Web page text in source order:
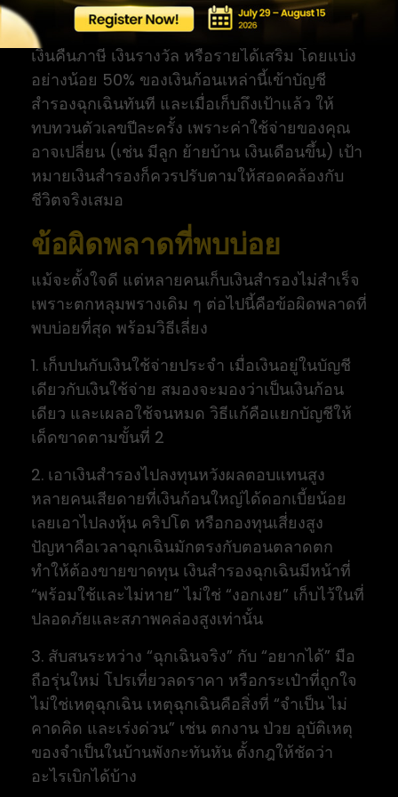
นอกจากเงินที่โอนประจำทุกเดือน ให้ใช้ “เงินก้อน
พิเศษ” มาเร่งให้ถึงเป้าเร็วขึ้น เช่น โบนัสประจำปี
เงินคืนภาษี เงินรางวัล หรือรายได้เสริม โดยแบ่ง
อย่างน้อย 50% ของเงินก้อนเหล่านี้เข้าบัญชี
สำรองฉุกเฉินทันที และเมื่อเก็บถึงเป้าแล้ว ให้
ทบทวนตัวเลขปีละครั้ง เพราะค่าใช้จ่ายของคุณ
อาจเปลี่ยน (เช่น มีลูก ย้ายบ้าน เงินเดือนขึ้น) เป้า
หมายเงินสำรองก็ควรปรับตามให้สอดคล้องกับ
ชีวิตจริงเสมอ
ข้อผิดพลาดที่พบบ่อย
แม้จะตั้งใจดี แต่หลายคนเก็บเงินสำรองไม่สำเร็จ
เพราะตกหลุมพรางเดิม ๆ ต่อไปนี้คือข้อผิดพลาดที่
พบบ่อยที่สุด พร้อมวิธีเลี่ยง
1. เก็บปนกับเงินใช้จ่ายประจำ เมื่อเงินอยู่ในบัญชี
เดียวกับเงินใช้จ่าย สมองจะมองว่าเป็นเงินก้อน
เดียว และเผลอใช้จนหมด วิธีแก้คือแยกบัญชีให้
เด็ดขาดตามขั้นที่ 2
2. เอาเงินสำรองไปลงทุนหวังผลตอบแทนสูง
หลายคนเสียดายที่เงินก้อนใหญ่ได้ดอกเบี้ยน้อย
เลยเอาไปลงหุ้น คริปโต หรือกองทุนเสี่ยงสูง
ปัญหาคือเวลาฉุกเฉินมักตรงกับตอนตลาดตก
ทำให้ต้องขายขาดทุน เงินสำรองฉุกเฉินมีหน้าที่
“พร้อมใช้และไม่หาย” ไม่ใช่ “งอกเงย” เก็บไว้ในที่
ปลอดภัยและสภาพคล่องสูงเท่านั้น
3. สับสนระหว่าง “ฉุกเฉินจริง” กับ “อยากได้” มือ
ถือรุ่นใหม่ โปรเที่ยวลดราคา หรือกระเป๋าที่ถูกใจ
ไม่ใช่เหตุฉุกเฉิน เหตุฉุกเฉินคือสิ่งที่ “จำเป็น ไม่
คาดคิด และเร่งด่วน” เช่น ตกงาน ป่วย อุบัติเหตุ
ของจำเป็นในบ้านพังกะทันหัน ตั้งกฎให้ชัดว่า
อะไรเบิกได้บ้าง